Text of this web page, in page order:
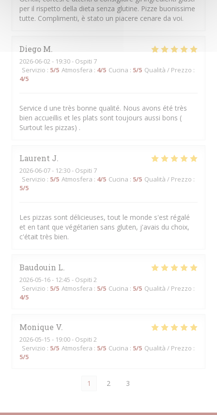
per il rispetto della dieta senza glutine. Pizze buonissime
tutte. Complimenti, è stato un piacere cenare da voi.
Diego M
2026-06-02 - 19:30 - Ospiti 7
Servizio : 5/5 Atmosfera : 4/5 Cucina : 5/5 Qualità / Prezzo :
4/5
Service d une très bonne qualité. Nous avons été très
bien accueillis et les plats sont toujours aussi bons (
Surtout les pizzas) .
Laurent J
2026-06-07- 12:30 - Ospiti 7
Servizio : 5/5 Atmosfera : 4/5 Cucina : 5/5 Qualità / Prezzo :
5/5
Les pizzas sont délicieuses, tout le monde s'est régalé
et en tant que végétarien sans gluten, j'avais du choix,
c'était très bien.
Baudouin L
2026-05-16- 12:45 - Ospiti 2
Servizio : 5/5 Atmosfera : 5/5 Cucina : 5/5 Qualità / Prezzo :
4/5
Monique V
2026-05-15 - 19:00 - Ospiti 2
Servizio : 5/5 Atmosfera : 5/5 Cucina : 5/5 Qualità / Prezzo :
5/5
1 2 3